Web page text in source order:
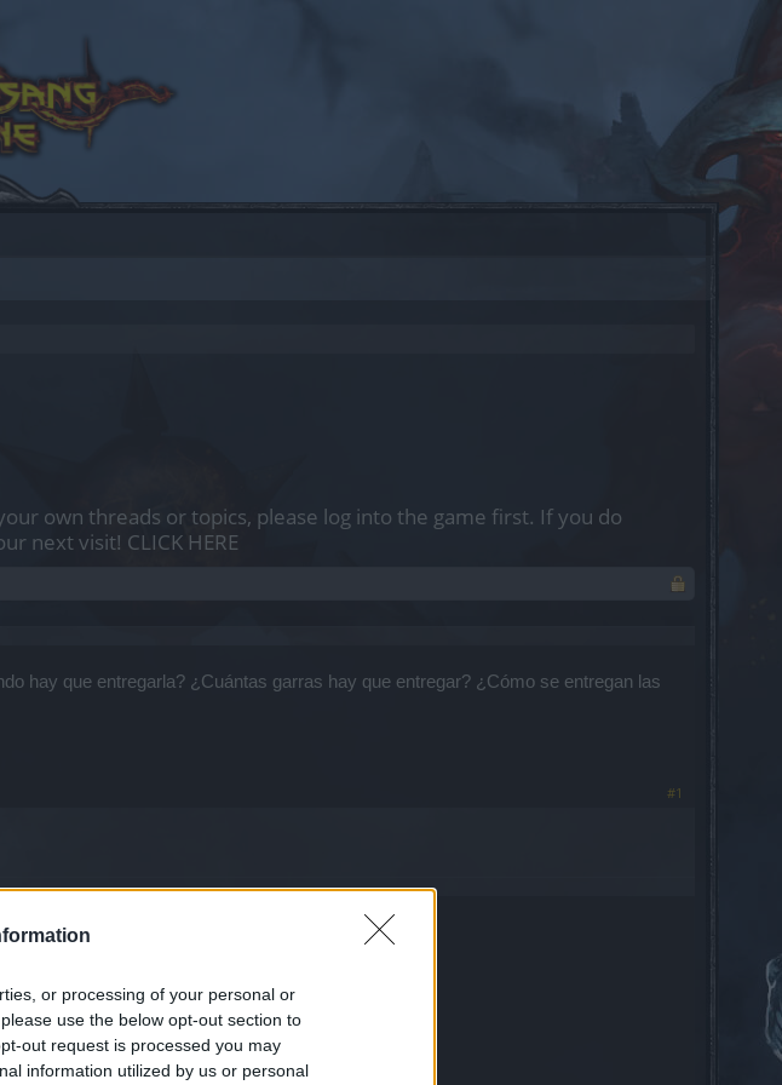
or processing of your personal or
use the below opt-out section to
out request is processed you may
information utilized by us or personal
own threads or topics, please log into the game first. If you do
next visit! CLICK HERE
hay que entregarla? ¿Cuántas garras hay que entregar? ¿Cómo se entregan las
#1